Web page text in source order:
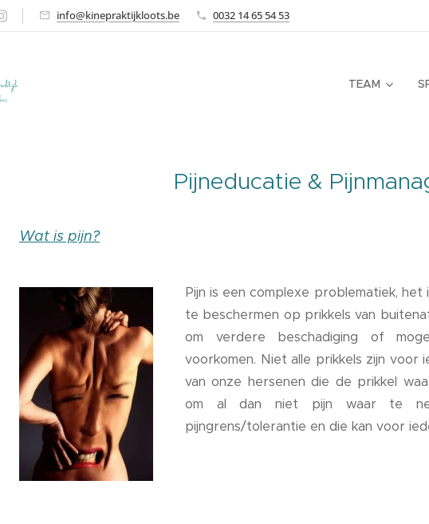
info@kinepraktijkloots.be 0032 14 65 54 53
TEAM
Pijneducatie &
Wat is pijn?
Pijn is een complexe problematiek, het
te beschermen op prikkels van
om verdere beschadiging of
voorkomen. Niet alle prikkels zijn
van onze hersenen die de prikkel
om al dan niet pijn waar te
pijngrens/tolerantie en die kan voor